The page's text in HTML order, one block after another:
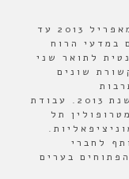
עורכת המשנה של "אורבנולוגיה" מאפריל 2013 עד
במדעי הרוח
לתואר שני
שונים
והאקטואליה, והצטרפה למעבדה בשנת 2013. עבודת
תל
לחברי
בערים